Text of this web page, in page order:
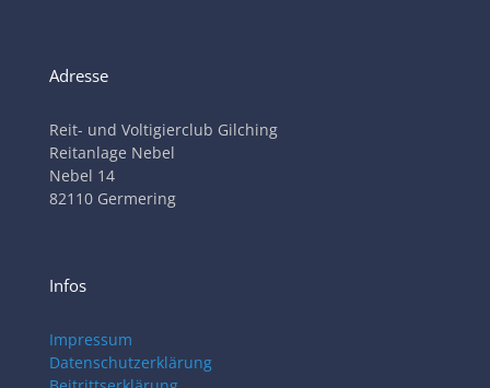
Adresse
Reit- und Voltigierclub Gilching
Reitanlage Nebel
Nebel 14
82110 Germering
Infos
Impressum
Datenschutzerklärung